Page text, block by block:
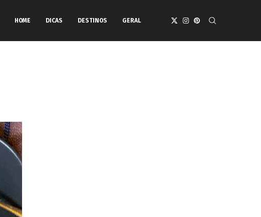
HOME DICAS DESTINOS GERAL